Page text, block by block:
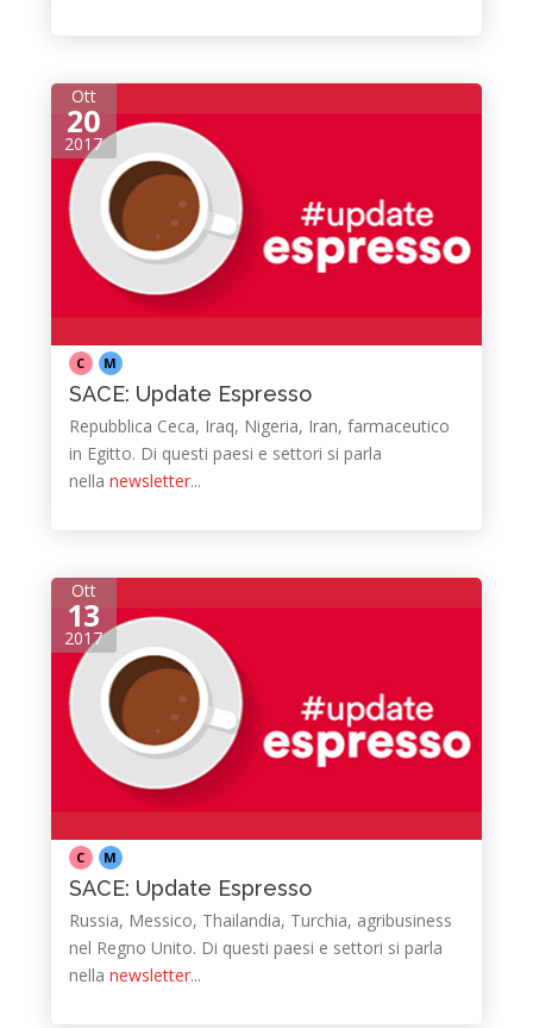
Ott
20
2017
C M
SACE: Update Espresso
Repubblica Ceca, Iraq, Nigeria, Iran, farmaceutico
in Egitto. Di questi paesi e settori si parla
nella newsletter​...
Ott
13
2017
C M
SACE: Update Espresso
Russia, Messico, Thailandia, Turchia, agribusiness
nel Regno Unito. Di questi paesi e settori si parla
nella newsletter​...